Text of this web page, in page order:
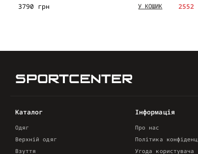
3790 грн У КОШИК 2552
Каталог
Одяг
Верхній одяг
Взуття
Інформація
Про нас
Політика
Угода користувача